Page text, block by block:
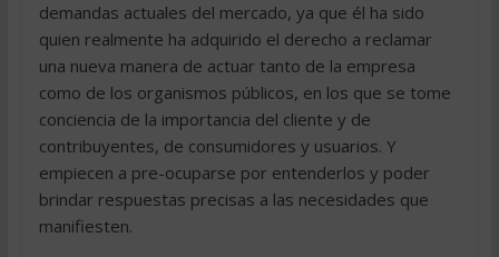
demandas actuales del mercado, ya que él ha sido
quien realmente ha adquirido el derecho a reclamar
una nueva manera de actuar tanto de la empresa
como de los organismos públicos, en los que se tome
conciencia de la importancia del cliente y de
contribuyentes, de consumidores y usuarios. Y
empiecen a pre-ocuparse por entenderlos y poder
brindar respuestas precisas a las necesidades que
manifiesten.